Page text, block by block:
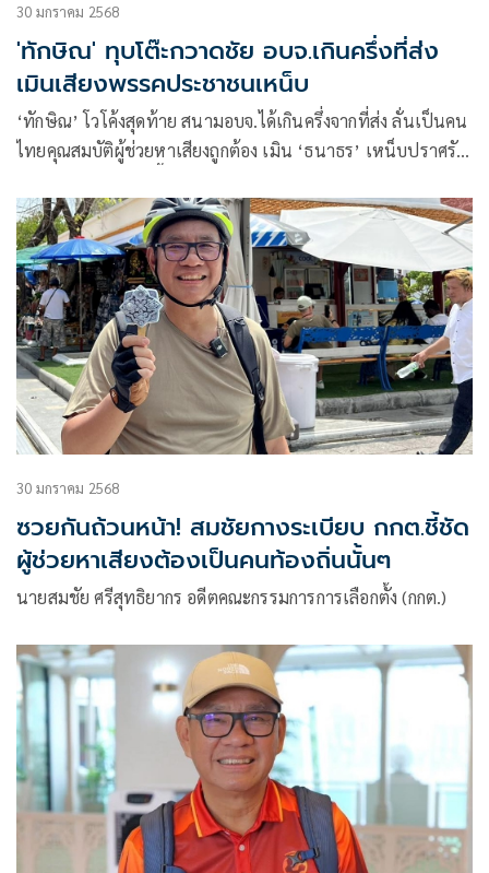
30 มกราคม 2568
'ทักษิณ' ทุบโต๊ะกวาดชัย อบจ.เกินครึ่งที่ส่ง
เมินเสียงพรรคประชาชนเหน็บ
‘ทักษิณ’ โวโค้งสุดท้าย สนามอบจ.ได้เกินครึ่งจากที่ส่ง ลั่นเป็นคน
ไทยคุณสมบัติผู้ช่วยหาเสียงถูกต้อง เมิน ‘ธนาธร’ เหน็บปราศรัย
ร่วมกัน
30 มกราคม 2568
ซวยกันถ้วนหน้า! สมชัยกางระเบียบ กกต.ชี้ชัด
ผู้ช่วยหาเสียงต้องเป็นคนท้องถิ่นนั้นๆ
นายสมชัย ศรีสุทธิยากร อดีตคณะกรรมการการเลือกตั้ง (กกต.)